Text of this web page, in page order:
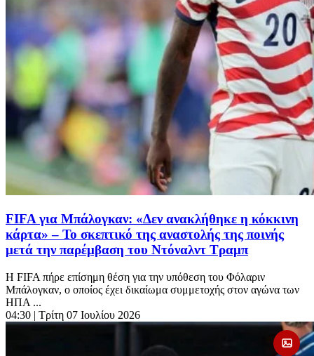
FIFA για Μπάλογκαν: «Δεν ανακλήθηκε η κόκκινη
κάρτα» – Το σκεπτικό της αναστολής της ποινής
μετά την παρέμβαση του Ντόναλντ Τραμπ
Η FIFA πήρε επίσημη θέση για την υπόθεση του Φόλαριν
Μπάλογκαν, ο οποίος έχει δικαίωμα συμμετοχής στον αγώνα των
ΗΠΑ ...
04:30 | Τρίτη 07 Ιουλίου 2026